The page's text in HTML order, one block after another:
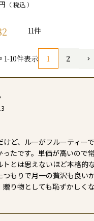
税込
11
1-10件表示 1 2
けど、ルーがフルーティー
ったです。単価が高いので
トとは思えないほど本格的
つもりで月一の贅沢も良い
贈り物としても恥ずかしく